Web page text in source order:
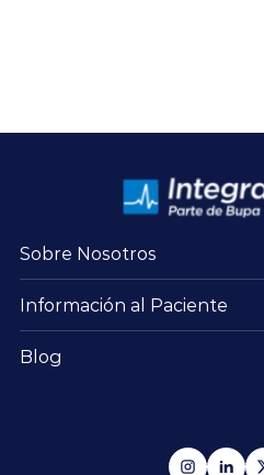
Sobre Nosotros
Información al Paciente
Blog